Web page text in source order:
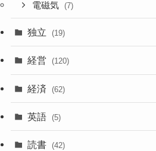
電磁気 (7)
独立 (19)
経営 (120)
経済 (62)
英語 (5)
読書 (42)